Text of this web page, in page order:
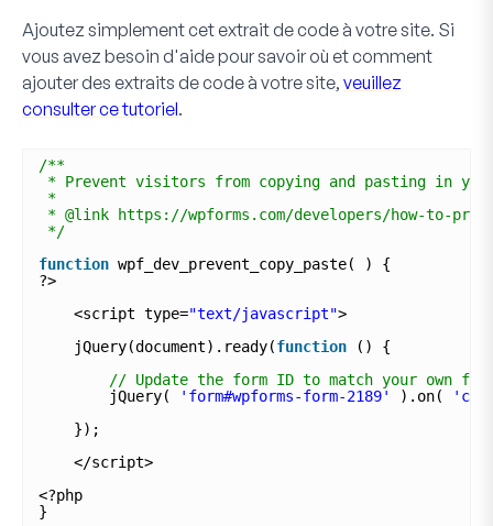
Ajoutez simplement cet extrait de code à votre site. Si
vous avez besoin d'aide pour savoir où et comment
ajouter des extraits de code à votre site, veuillez
consulter ce tutoriel.
/**
* Prevent visitors from copying and pasting in
*
* @link https://wpforms.com/developers/how-to-
*/
function wpf_dev_prevent_copy_paste( ) {
?>
<script type="text/javascript">
jQuery(document).ready(function
() {
// Update the form ID to match your own
jQuery(
'form#wpforms-form-2189' ).on(
});
</script>
<?php
}